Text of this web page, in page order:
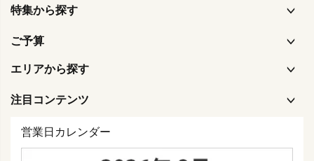
特集から探す
ご予算
エリアから探す
注目コンテンツ
営業日カレンダー